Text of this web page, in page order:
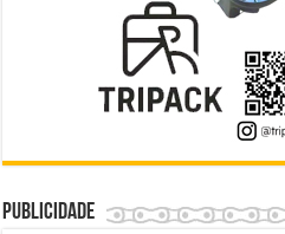
Publicidade